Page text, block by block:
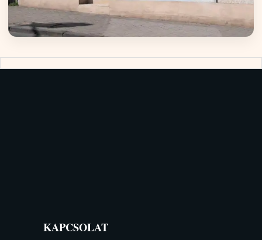
KAPCSOLAT